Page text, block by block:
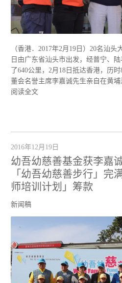
（香港．2017年2月19日）20名汕头
日由广东省汕头市出发，经普宁、
了640公里，2月18日抵达香港，历
董会名誉主席李嘉诚先生亲自在黄
阅读全文
2016年12月19日
幼吾幼慈善基金获李嘉
「幼吾幼慈善步行」完
师培训计划」筹款
新闻稿